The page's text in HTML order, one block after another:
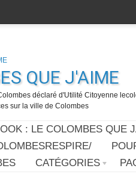
QUE J'AIME
déclaré d'Utilité Citoyenne
sur la ville de Colombes
: LE COLOMBES QUE
CATÉGORIES